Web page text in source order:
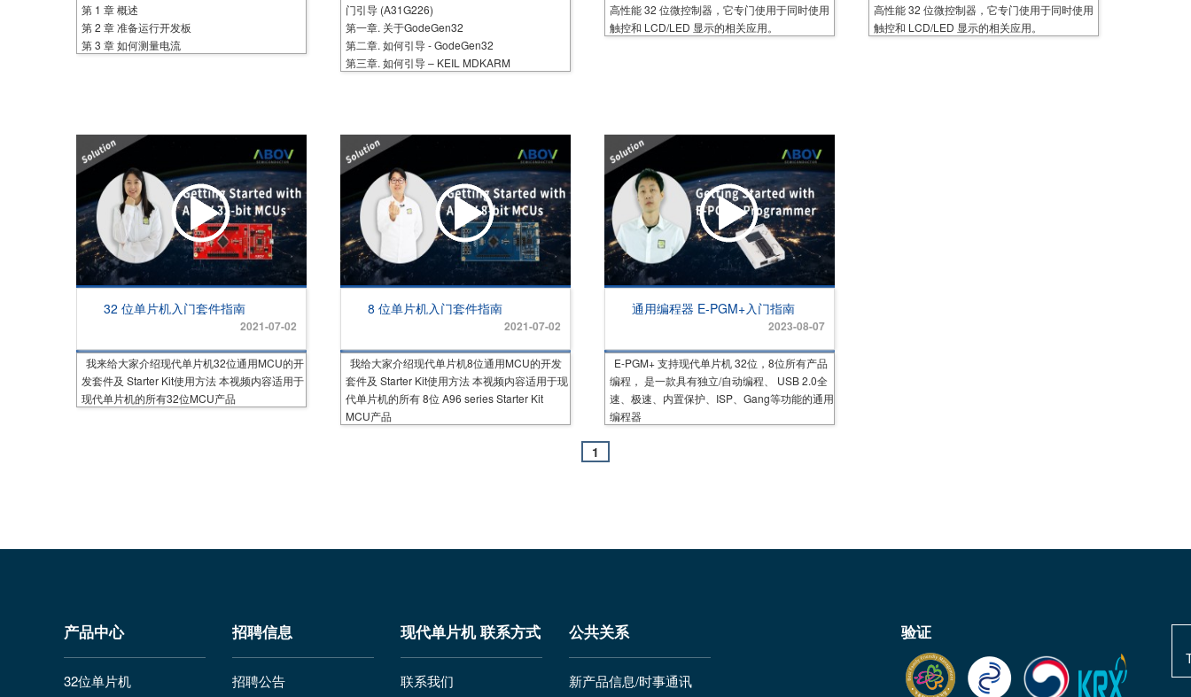
第 1 章 概述
第 2 章 准备运行开发板
第 3 章 如何测量电流
门引导 (A31G226)
第一章. 关于GodeGen32
第二章. 如何引导 - GodeGen32
第三章. 如何引导 – KEIL MDKARM
高性能 32 位微控制器，它专门使用于同时使用
触控和 LCD/LED 显示的相关应用。
高性能 32 位微控制器，它专门使用于同时使用
触控和 LCD/LED 显示的相关应用。
32 位单片机入门套件指南
2021-07-02
我来给大家介绍现代单片机32位通用MCU的开
发套件及 Starter Kit使用方法 本视频内容适用于
现代单片机的所有32位MCU产品
8 位单片机入门套件指南
2021-07-02
我给大家介绍现代单片机8位通用MCU的开发
套件及 Starter Kit使用方法 本视频内容适用于现
代单片机的所有 8位 A96 series Starter Kit
MCU产品
通用编程器 E-PGM+入门指南
2023-08-07
E-PGM+ 支持现代单片机 32位，8位所有产品
编程， 是一款具有独立/自动编程、 USB 2.0全
速、极速、内置保护、ISP、Gang等功能的通用
编程器
1
产品中心
32位单片机
招聘信息
招聘公告
现代单片机 联系方式
联系我们
公共关系
新产品信息/时事通讯
验证